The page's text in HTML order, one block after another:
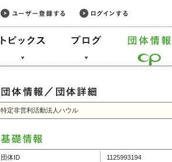
特定非営利活動法人ハウル
団体ID 1125993194